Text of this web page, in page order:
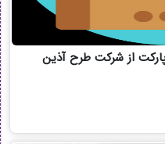
پارکت از شرکت طرح آذین